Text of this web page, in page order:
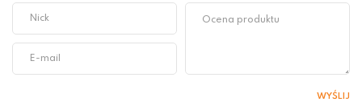
WYŚLIJ